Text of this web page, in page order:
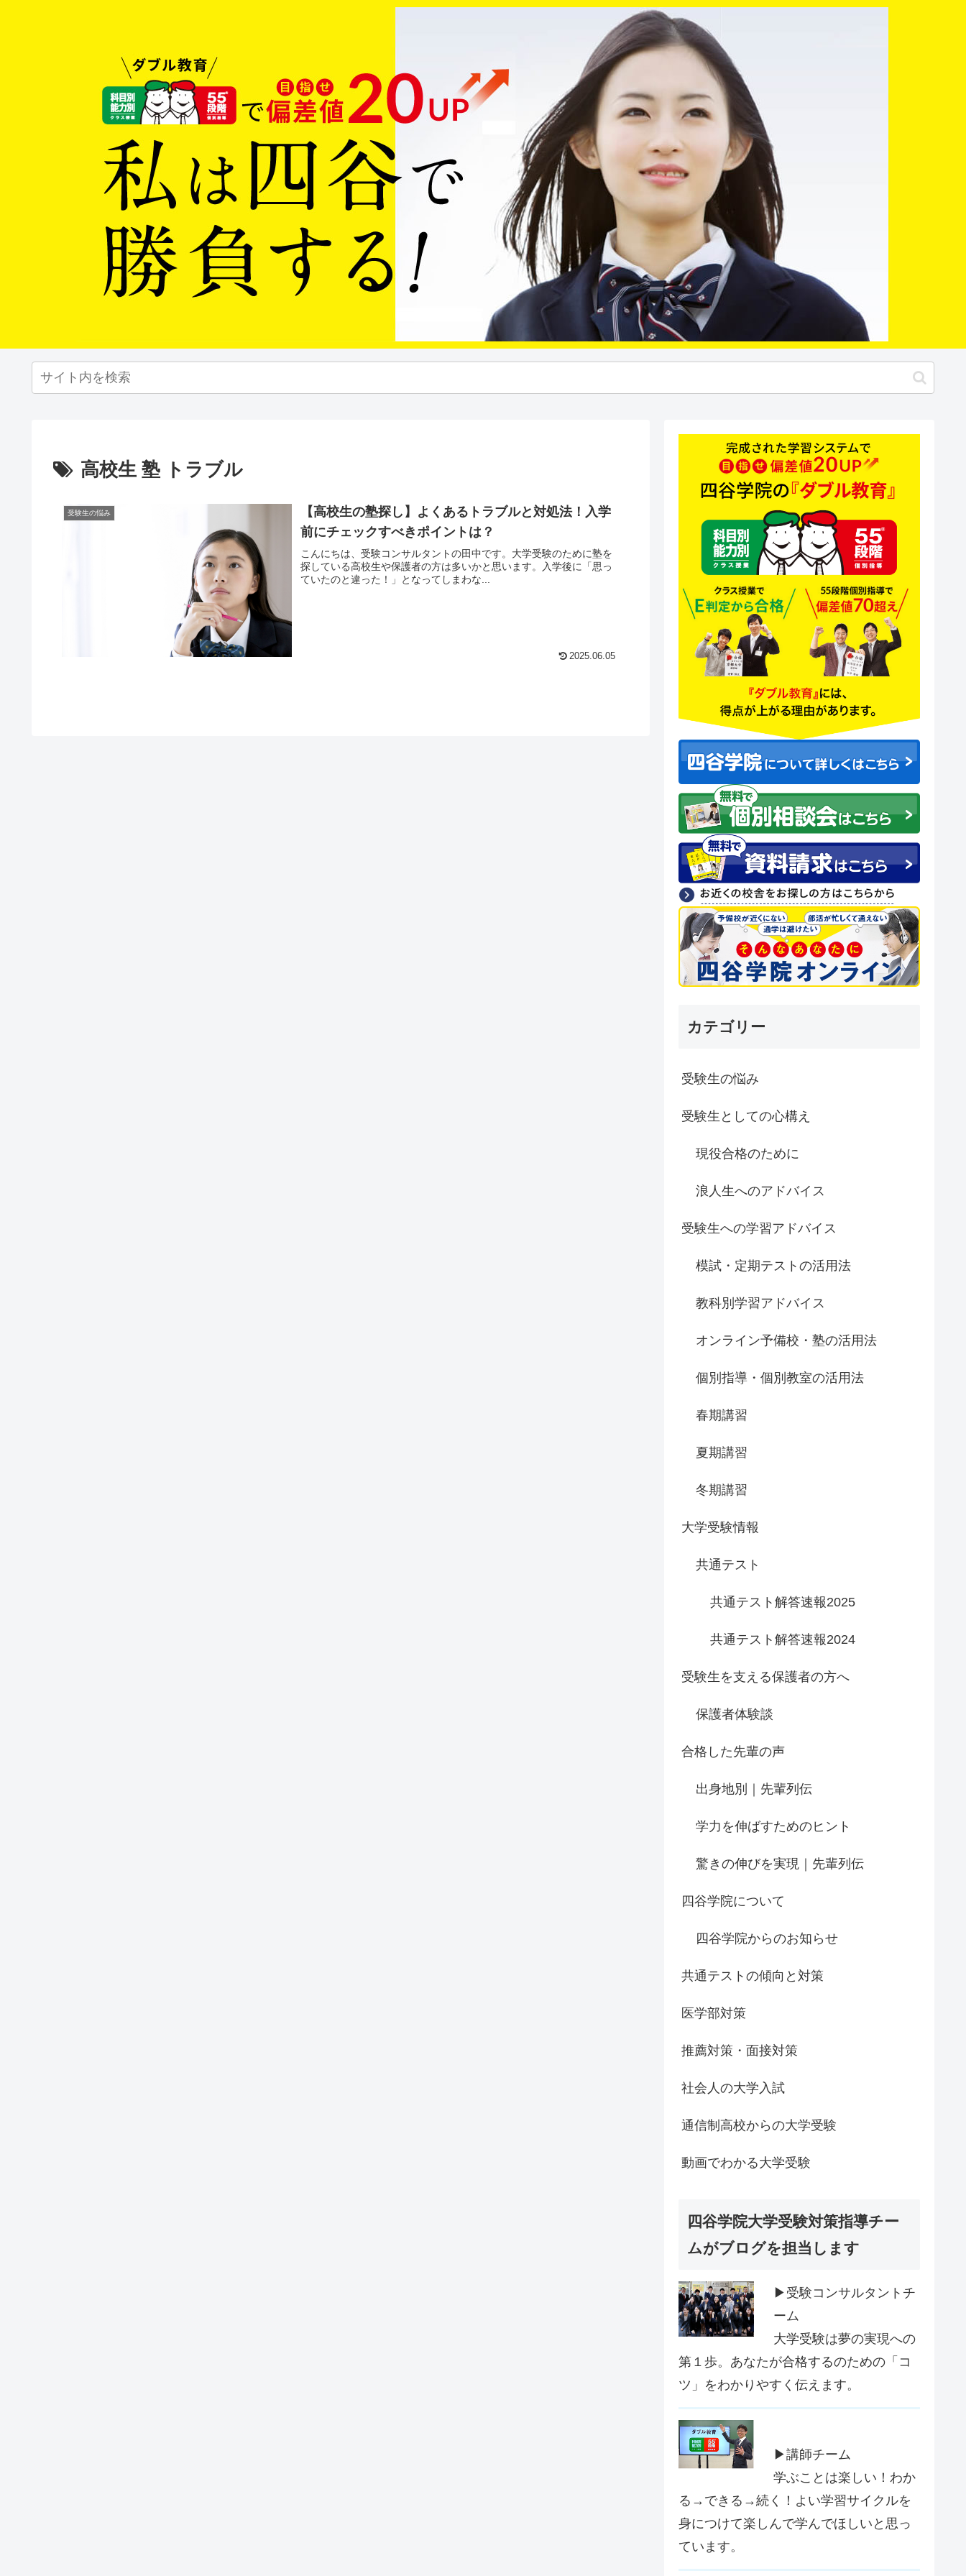
高校生 塾 トラブル
受験生の悩み
【高校生の塾探し】よくあるトラブルと対処法！入学
前にチェックすべきポイントは？
こんにちは、受験コンサルタントの田中です。大学受験のために塾を
探している高校生や保護者の方は多いかと思います。入学後に「思っ
ていたのと違った！」となってしまわな...
2025.06.05
カテゴリー
受験生の悩み
受験生としての心構え
現役合格のために
浪人生へのアドバイス
受験生への学習アドバイス
模試・定期テストの活用法
教科別学習アドバイス
オンライン予備校・塾の活用法
個別指導・個別教室の活用法
春期講習
夏期講習
冬期講習
大学受験情報
共通テスト
共通テスト解答速報2025
共通テスト解答速報2024
受験生を支える保護者の方へ
保護者体験談
合格した先輩の声
出身地別｜先輩列伝
学力を伸ばすためのヒント
驚きの伸びを実現｜先輩列伝
四谷学院について
四谷学院からのお知らせ
共通テストの傾向と対策
医学部対策
推薦対策・面接対策
社会人の大学入試
通信制高校からの大学受験
動画でわかる大学受験
四谷学院大学受験対策指導チー
ムがブログを担当します
▶受験コンサルタントチ
ーム
大学受験は夢の実現への
第１歩。あなたが合格するのための「コ
ツ」をわかりやすく伝えます。
▶講師チーム
学ぶことは楽しい！わか
る→できる→続く！よい学習サイクルを
身につけて楽しんで学んでほしいと思っ
ています。